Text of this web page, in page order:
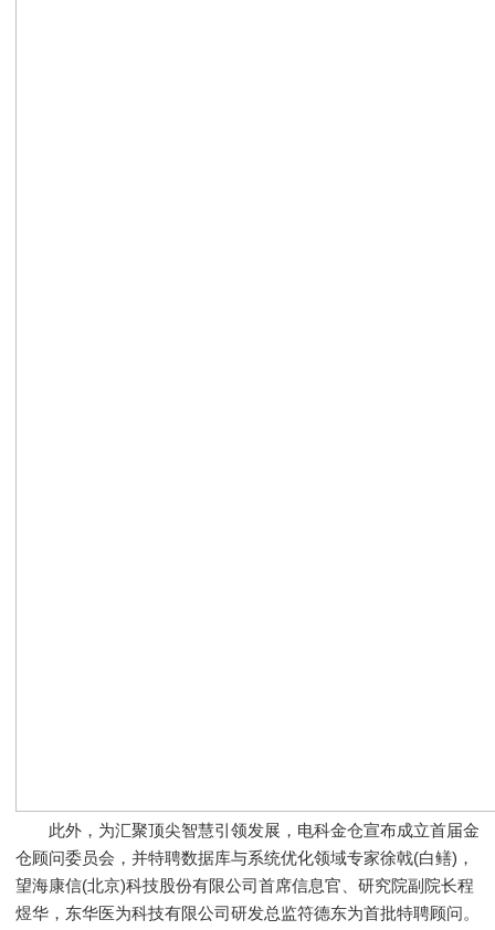
此外，为汇聚顶尖智慧引领发展，电科金仓宣布成立首届金
仓顾问委员会，并特聘数据库与系统优化领域专家徐戟(白鳝)，
望海康信(北京)科技股份有限公司首席信息官、研究院副院长程
煜华，东华医为科技有限公司研发总监符德东为首批特聘顾问。